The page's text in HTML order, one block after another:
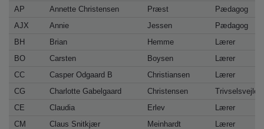
AP
Annette Christensen Præst
Pædagog
AJX
Annie Jessen
Pædagog
BH
Brian Hemme
Lærer
BO
Carsten Boysen
Lærer
CC
Casper Odgaard B Christiansen
Lærer
CG
Charlotte Gabelgaard Christensen
CE
Claudia Erlev
Lærer
CM
Claus Snitkjær Meinhardt
Lærer